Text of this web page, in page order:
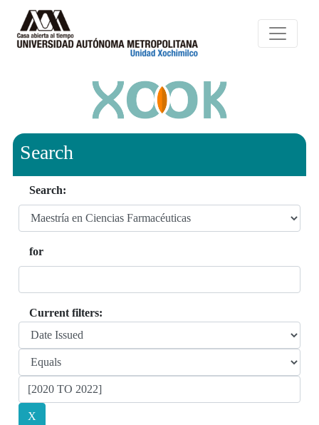
Search
Search:
for
Current filters: